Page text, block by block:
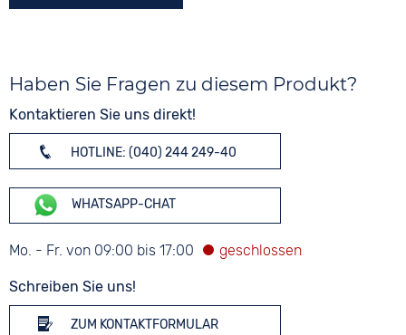
Haben Sie Fragen zu diesem Produkt?
Kontaktieren Sie uns direkt!
HOTLINE: (040) 244 249-40
WHATSAPP-CHAT
Mo. - Fr. von 09:00 bis 17:00
Schreiben Sie uns!
ZUM KONTAKTFORMULAR